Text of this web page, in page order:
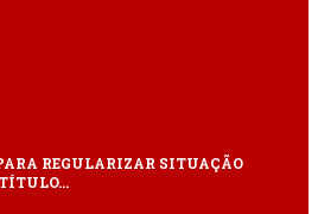
REGULARIZAR SITUAÇÃO